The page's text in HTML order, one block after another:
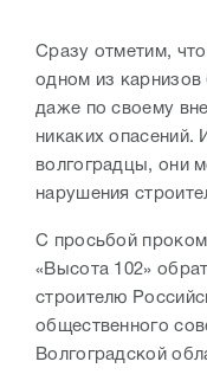
Сразу отметим,
одном из карнизов
даже по своему
никаких опасений.
волгоградцы, они
нарушения
С просьбой
«Высота 102»
строителю
общественного
Волгоградской